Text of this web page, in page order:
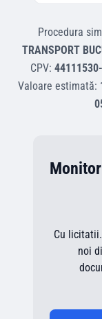
Procedura
TRANSPORT
CPV:
Valoare estimată:
Cu
noi